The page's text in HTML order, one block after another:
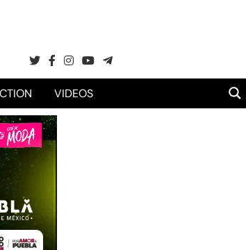
VIDEOS